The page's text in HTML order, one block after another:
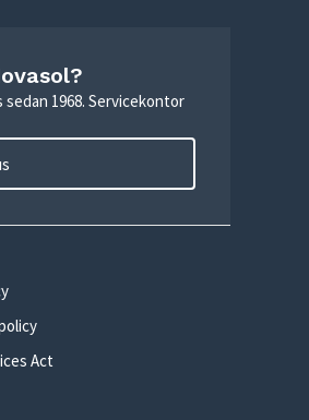
1968. Servicekontor
Act